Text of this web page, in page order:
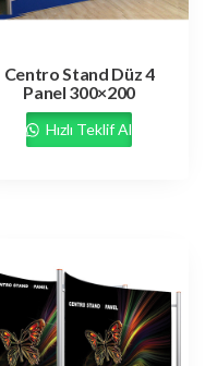
Centro Stand Düz 4
Panel 300×200
Hızlı Teklif Al